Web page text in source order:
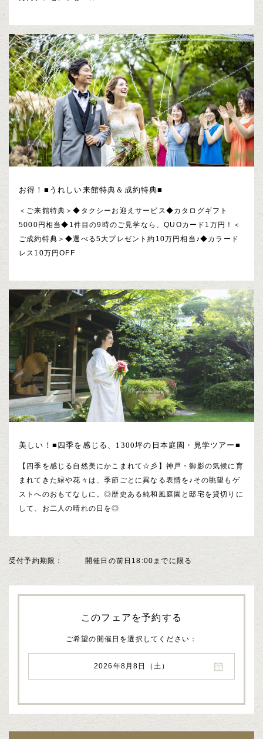
お得！■うれしい来館特典＆成約特典■
＜ご来館特典＞◆タクシーお迎えサービス◆カタログギフト
5000円相当◆1件目の9時のご見学なら、QUOカード1万円！＜
ご成約特典＞◆選べる5大プレゼント約10万円相当♪◆カラード
レス10万円OFF
美しい！■四季を感じる、1300坪の日本庭園・見学ツアー■
【四季を感じる自然美にかこまれて☆彡】神戸・御影の気候に育
まれてきた緑や花々は、季節ごとに異なる表情を♪その眺望もゲ
ストへのおもてなしに。◎歴史ある純和風庭園と邸宅を貸切りに
して、お二人の晴れの日を◎
受付予約期限 開催日の前日18:00までに限る
このフェアを予約する
ご希望の開催日を選択してください
2026年8月8日（土）